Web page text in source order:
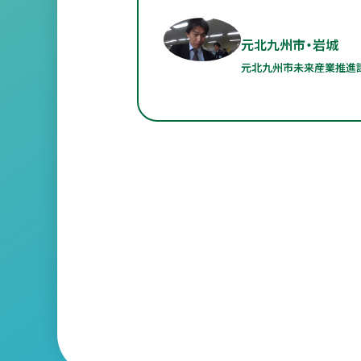
元北九州市・岩城
元北九州市未来産業推進